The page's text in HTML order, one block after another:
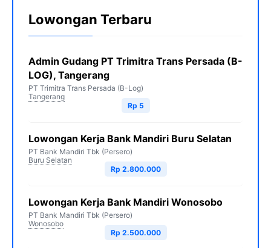
Lowongan Terbaru
Admin Gudang PT Trimitra Trans Persada (B-
LOG), Tangerang
PT Trimitra Trans Persada (B-Log)
Tangerang
Rp 5
Lowongan Kerja Bank Mandiri Buru Selatan
PT Bank Mandiri Tbk (Persero)
Buru Selatan
Rp 2.800.000
Lowongan Kerja Bank Mandiri Wonosobo
PT Bank Mandiri Tbk (Persero)
Wonosobo
Rp 2.500.000